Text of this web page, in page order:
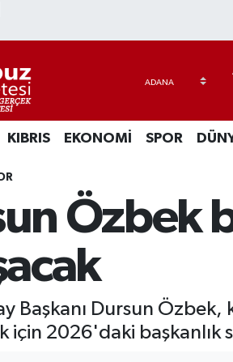
KIBRIS EKONOMİ SPOR
Özbek
Başkanı Dursun
için 2026'daki başkanlık
Haritası
ve Fikstür